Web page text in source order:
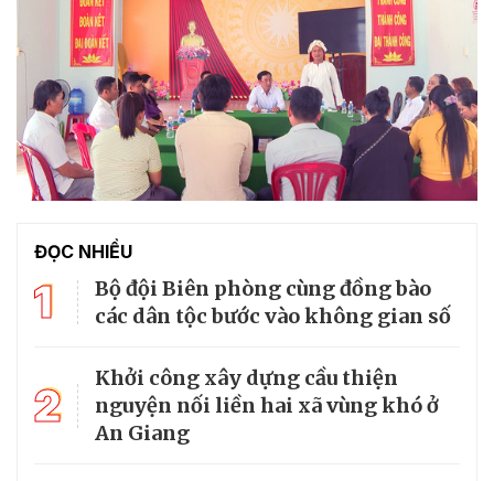
ĐỌC NHIỀU
1
Bộ đội Biên phòng cùng đồng bào
các dân tộc bước vào không gian số
2
Khởi công xây dựng cầu thiện
nguyện nối liền hai xã vùng khó ở
An Giang